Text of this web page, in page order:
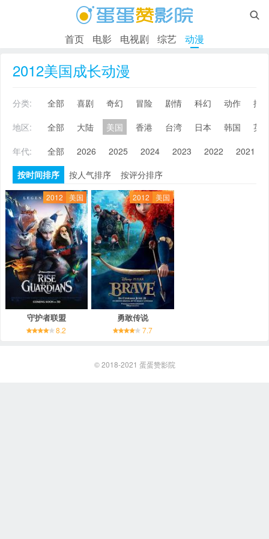

首页 电影 电视剧 综艺 动漫
2012美国成长动漫
分类: 全部 喜剧 奇幻 冒险 剧情 科幻 动作
搞
地区:
全部 大陆 美国 香港 台湾 日本 韩国
英
年代:
全部 2026 2025 2024 2023 2022 2021
按时间排序
按人气排序 按评分排序
2012 美国
守护者联盟
8.2
2012 美国
勇敢传说
7.7
© 2018-2021 蛋蛋赞影院